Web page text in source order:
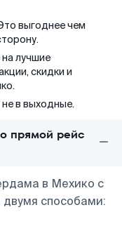
выгоднее чем
лучшие
скидки и
в выходные.
прямой рейс
в Мехико с
способами: